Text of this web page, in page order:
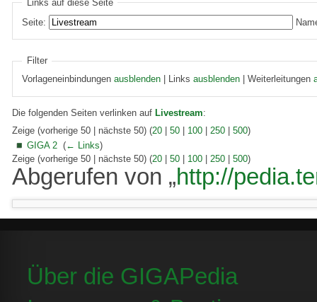
Links auf diese Seite
Seite:
Filter
Vorlageneinbindungenausblenden | Linksausblenden | Weiterleitungen
Die folgenden Seiten verlinken auf Livestream:
Zeige (vorherige 50 | nächste 50) (20 50 100 250 500)
GIGA 2 ‎(← Links)
Zeige (vorherige 50 | nächste 50) (20 50 100 250 500)
Abgerufen von „http://
Über die GIGAPedia